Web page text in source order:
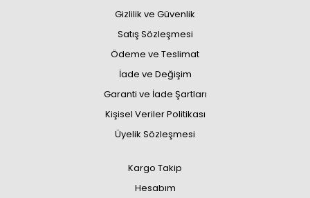
Gizlilik ve Güvenlik
Satış Sözleşmesi
Ödeme ve Teslimat
İade ve Değişim
Garanti ve İade Şartları
Kişisel Veriler Politikası
Üyelik Sözleşmesi
Kargo Takip
Hesabım